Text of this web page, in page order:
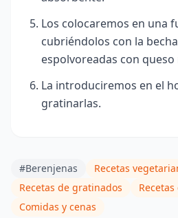
Los colocaremos en una
cubriéndolos con la
espolvoreadas con queso
La introduciremos en el
gratinarlas.
#Berenjenas
Recetas
Recetas de gratinados
Comidas y cenas